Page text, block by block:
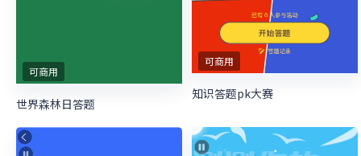
可商用
世界森林日答题
可商用
知识答题pk大赛